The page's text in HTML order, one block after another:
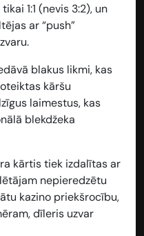
1:1 (nevis 3:2), un
ar “push”
blakus likmi, kas
kāršu
laimestus, kas
blekdžeka
kārtis tiek izdalītas ar
nepieredzētu
kazino priekšrocību,
dīleris uzvar